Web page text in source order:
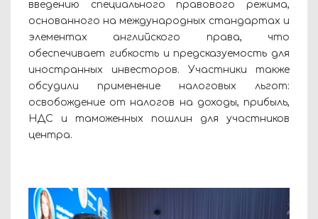
введению специального правового режима,
основанного на международных стандартах и
элементах английского права, что
обеспечивает гибкость и предсказуемость для
иностранных инвесторов. Участники также
обсудили применение налоговых льгот:
освобождение от налогов на доходы, прибыль,
НДС и таможенных пошлин для участников
центра.